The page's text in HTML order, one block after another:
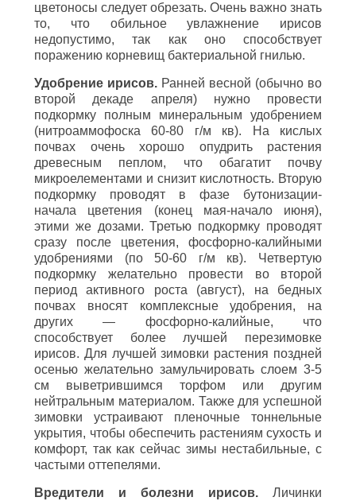
цветоносы следует обрезать. Очень важно знать
то, что обильное увлажнение ирисов
недопустимо, так как оно способствует
поражению корневищ бактериальной гнилью.
Удобрение ирисов. Ранней весной (обычно во
второй декаде апреля) нужно провести
подкормку полным минеральным удобрением
(нитроаммофоска 60-80 г/м кв). На кислых
почвах очень хорошо опудрить растения
древесным пеплом, что обагатит почву
микроелементами и снизит кислотность. Вторую
подкормку проводят в фазе бутонизации-
начала цветения (конец мая-начало июня),
этими же дозами. Третью подкормку проводят
сразу после цветения, фосфорно-калийными
удобрениями (по 50-60 г/м кв). Четвертую
подкормку желательно провести во второй
период активного роста (август), на бедных
почвах вносят комплексные удобрения, на
других — фосфорно-калийные, что
способствует более лучшей перезимовке
ирисов. Для лучшей зимовки растения поздней
осенью желательно замульчировать слоем 3-5
см выветрившимся торфом или другим
нейтральным материалом. Также для успешной
зимовки устраивают пленочные тоннельные
укрытия, чтобы обеспечить растениям сухость и
комфорт, так как сейчас зимы нестабильные, с
частыми оттепелями.
Вредители и болезни ирисов. Личинки